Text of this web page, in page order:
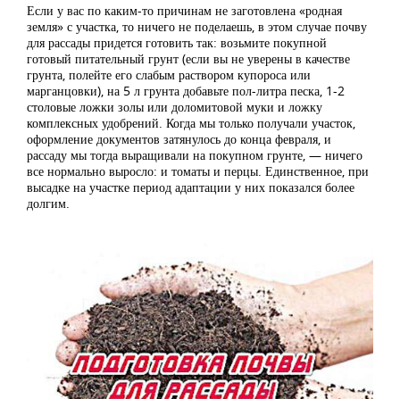
Если у вас по каким-то причинам не заготовлена «родная
земля» с участка, то ничего не поделаешь, в этом случае почву
для рассады придется готовить так: возьмите покупной
готовый питательный грунт (если вы не уверены в качестве
грунта, полейте его слабым раствором купороса или
марганцовки), на 5 л грунта добавьте пол-литра песка, 1-2
столовые ложки золы или доломитовой муки и ложку
комплексных удобрений. Когда мы только получали участок,
оформление документов затянулось до конца февраля, и
рассаду мы тогда выращивали на покупном грунте, — ничего
все нормально выросло: и томаты и перцы. Единственное, при
высадке на участке период адаптации у них показался более
долгим.